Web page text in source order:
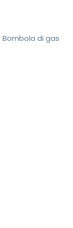
Bombola di gas